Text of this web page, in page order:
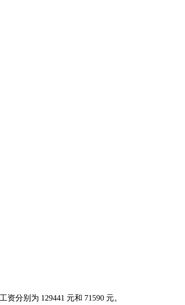
分别为 129441 元和 71590 元。